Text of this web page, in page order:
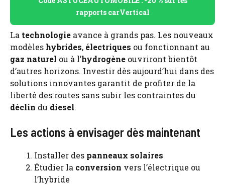
rapports carVertical
La technologie avance à grands pas. Les nouveaux
modèles hybrides, électriques ou fonctionnant au
gaz naturel ou à l’hydrogène ouvriront bientôt
d’autres horizons. Investir dès aujourd’hui dans des
solutions innovantes garantit de profiter de la
liberté des routes sans subir les contraintes du
déclin du diesel.
Les actions à envisager dès maintenant
Installer des panneaux solaires
Étudier la conversion vers l’électrique ou
l’hybride